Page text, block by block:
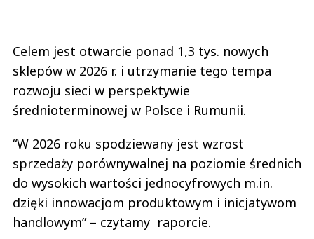
Celem jest otwarcie ponad 1,3 tys. nowych
sklepów w 2026 r. i utrzymanie tego tempa
rozwoju sieci w perspektywie
średnioterminowej w Polsce i Rumunii.
“W 2026 roku spodziewany jest wzrost
sprzedaży porównywalnej na poziomie średnich
do wysokich wartości jednocyfrowych m.in.
dzięki innowacjom produktowym i inicjatywom
handlowym” – czytamy raporcie.